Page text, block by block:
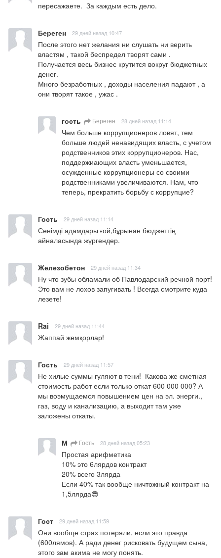
пересажаете.  За каждым есть дело.
Береген 29 дней назад 10:47
После этого нет желания ни слушать ни верить
властям , такой беспредел творят сами .
Получается весь бизнес крутится вокруг бюджетных
денег.
Много безработных , доходы населения падают , а
они творят такое , ужас .
гость Береген 28 дней назад 11:14
Чем больше коррупционеров ловят, тем
больше людей ненавидящих власть, с учетом
родственников этих коррупционеров. Нас,
поддержиающих власть уменьшается,
осужденные коррупционеры со своими
родственниками увеличиваются. Нам, что
теперь, прекратить борьбу с коррупцие?
Гость 29 дней назад 11:14
Сенімді адамдары ғой,бұрынан бюджеттің
айналасында жүргендер.
Железобетон 29 дней назад 11:34
Ну что зубы обламали об Павлодарский речной порт!
Это вам не лохов запугивать ! Всегда смотрите куда
лезете!
Rai 29 дней назад 11:44
Жаппай жемқорлар!
Гость 29 дней назад 11:57
Не хилые суммы гуляют в тени!  Какова же сметная
стоимость работ если только откат 600 000 000? А
мы воэмущаемся повышением цен на эл. энерги.,
газ, воду и канализацию, а выходит там уже
заложены откаты.
М Гость 28 дней назад 05:23
Простая арифметика
10% это 6лярдов контракт
20% всего 3лярда
Если 40% так вообще ничтожный контракт на
1,5лярда😎
Гост 29 дней назад 11:59
Они вообще страх потеряли, если это правда
(600лямов). А ради денег рисковать будущем сына,
этого зам акима не могу понять.